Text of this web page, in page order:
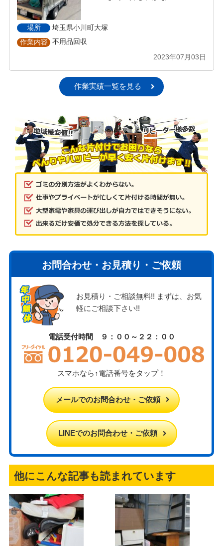
場所
埼玉県小川町大塚
作業内容
不用品回収
2023年07月03日
作業実績一覧を見る
お問合わせ・お見積り・ご依頼
お見積り・ご相談無料!! まずは、お気
軽にご相談下さい!!
電話受付時間 ９：００～２２：００
スマホなら↑電話番号をタップ！
メールでのお問合わせ・ご依頼
LINEでのお問合わせ・ご依頼
他にこんな記事も読まれています